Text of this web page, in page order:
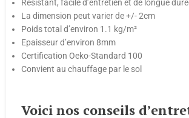
Résistant, facile d’entretien et de longue
La dimension peut varier de +/- 2cm
Poids total d’environ 1.1 kg/m²
Epaisseur d’environ 8mm
Certification Oeko-Standard 100
Convient au chauffage par le sol
Voici nos conseils